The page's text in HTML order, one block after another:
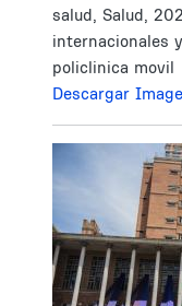
salud, Salud,
internacionales
policlinica movil
Descargar